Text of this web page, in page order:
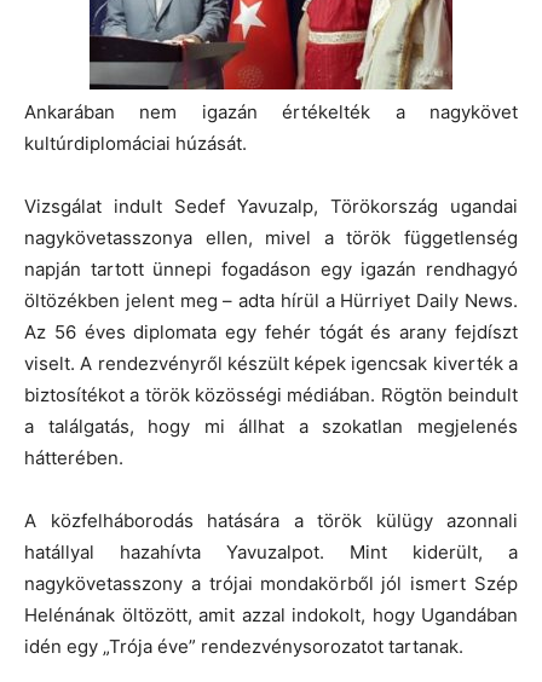
Ankarában nem igazán értékelték a nagykövet
kultúrdiplomáciai húzását.
Vizsgálat indult Sedef Yavuzalp, Törökország ugandai
nagykövetasszonya ellen, mivel a török függetlenség
napján tartott ünnepi fogadáson egy igazán rendhagyó
öltözékben jelent meg – adta hírül a Hürriyet Daily News.
Az 56 éves diplomata egy fehér tógát és arany fejdíszt
viselt. A rendezvényről készült képek igencsak kiverték a
biztosítékot a török közösségi médiában. Rögtön beindult
a találgatás, hogy mi állhat a szokatlan megjelenés
hátterében.
A közfelháborodás hatására a török külügy azonnali
hatállyal hazahívta Yavuzalpot. Mint kiderült, a
nagykövetasszony a trójai mondakörből jól ismert Szép
Helénának öltözött, amit azzal indokolt, hogy Ugandában
idén egy „Trója éve” rendezvénysorozatot tartanak.